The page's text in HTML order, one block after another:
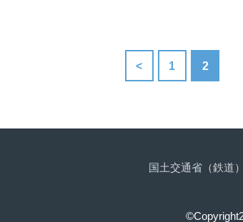
< 1 2
国土交通省（鉄道）